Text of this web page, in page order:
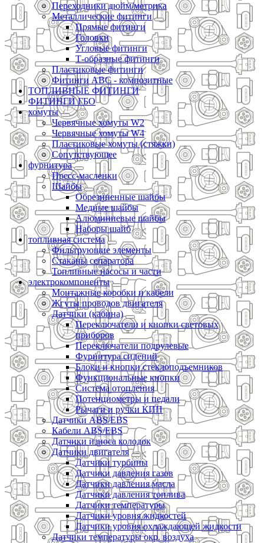
Переходники дюйм/метрика
Металлические фитинги
Прямые фитинги
Головки
Угловые фитинги
Т-образные фитинги
Пластиковые фитинги
Фитинги ABC - композитные
ТОПЛИВНЫЕ ФИТИНГИ
ФИТИНГИ ГБО
хомуты
Червячные хомуты W2
Червячные хомуты W4
Пластиковые хомуты (стяжки)
Сопутствующее
фурнитура
Пресс-масленки
Шайбы
Обрезиненные шайбы
Медные шайбы
Алюминиевые шайбы
Наборы шайб
топливная система
Фильтрующие элементы
Стаканы сепаратора
Топливные насосы и части
электрокомпоненты
Монтажные коробки и кабели
Жгуты проводов двигателя
Датчики (кабина)
Переключатели и кнопки световых
приборов
Переключатели подрулевые
Фурнитура сидений
Блоки и кнопки стеклоподъемников
Функциональные кнопки
Система отопления
Потенциометры и педали
Рычаги и ручки КПП
Датчики ABS/EBS
Кабели ABS/EBS
Датчики износа колодок
Датчики двигателя
Датчики турбины
Датчики давления газов
Датчики давления масла
Датчики давления топлива
Датчики температуры
Датчики уровня жидкостей
Датчики уровня охлаждающей жидкости
Датчики температуры окр. воздуха